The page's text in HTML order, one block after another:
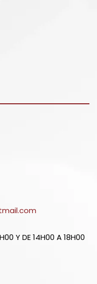
Y DE 14H00 A 18H00